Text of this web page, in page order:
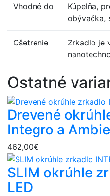
Vhodné do
Kúpelňa,
obývačka,
Ošetrenie
Zrkadlo je
Ostatné
Drevené
Integro a
462,00€
SLIM okrúhle
LED